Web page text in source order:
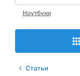
Ноутбуки
Статьи